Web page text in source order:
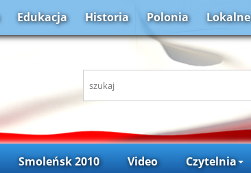
Edukacja Historia Polonia Lokalne
Smoleńsk 2010 Video Czytelnia